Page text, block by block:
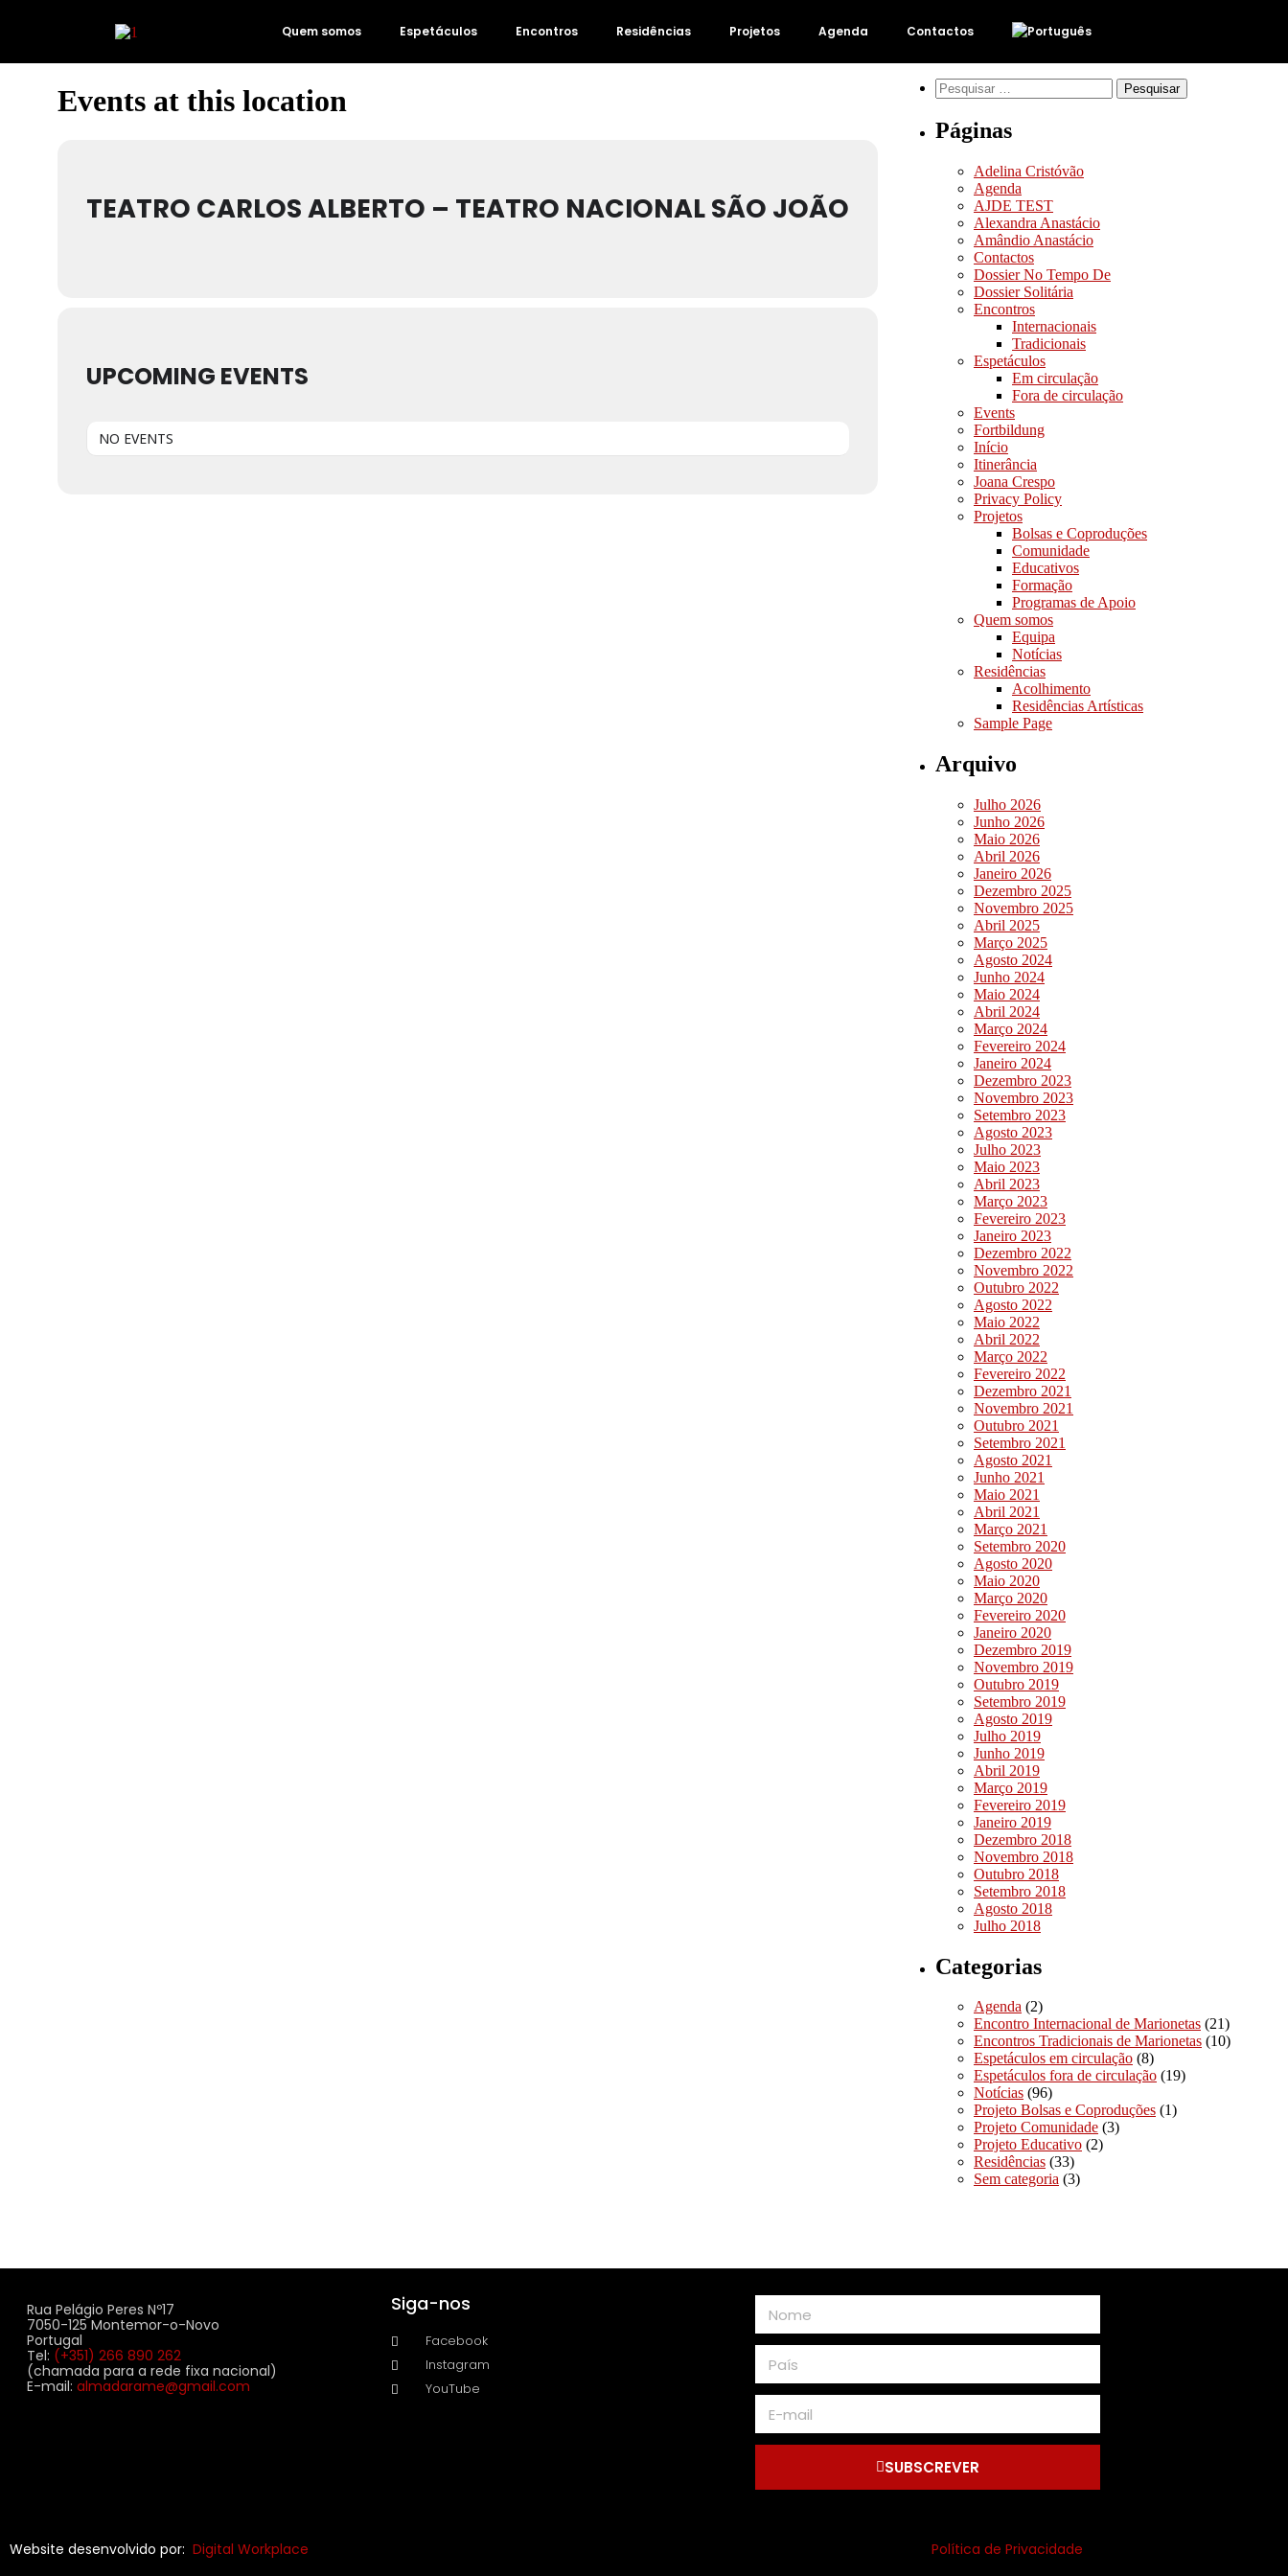
Quem somos Espetáculos Encontros Residências Projetos Agenda Contactos
Events at this location
TEATRO CARLOS ALBERTO – TEATRO NACIONAL SÃO JOÃO
UPCOMING EVENTS
NO EVENTS
Páginas
Adelina Cristóvão
Agenda
AJDE TEST
Alexandra Anastácio
Amândio Anastácio
Contactos
Dossier No Tempo De
Dossier Solitária
Encontros
Internacionais
Tradicionais
Espetáculos
Em circulação
Fora de circulação
Events
Fortbildung
Início
Itinerância
Joana Crespo
Privacy Policy
Projetos
Bolsas e Coproduções
Comunidade
Educativos
Formação
Programas de Apoio
Quem somos
Equipa
Notícias
Residências
Acolhimento
Residências Artísticas
Sample Page
Arquivo
Julho 2026
Junho 2026
Maio 2026
Abril 2026
Janeiro 2026
Dezembro 2025
Novembro 2025
Abril 2025
Março 2025
Agosto 2024
Junho 2024
Maio 2024
Abril 2024
Março 2024
Fevereiro 2024
Janeiro 2024
Dezembro 2023
Novembro 2023
Setembro 2023
Agosto 2023
Julho 2023
Maio 2023
Abril 2023
Março 2023
Fevereiro 2023
Janeiro 2023
Dezembro 2022
Novembro 2022
Outubro 2022
Agosto 2022
Maio 2022
Abril 2022
Março 2022
Fevereiro 2022
Dezembro 2021
Novembro 2021
Outubro 2021
Setembro 2021
Agosto 2021
Junho 2021
Maio 2021
Abril 2021
Março 2021
Setembro 2020
Agosto 2020
Maio 2020
Março 2020
Fevereiro 2020
Janeiro 2020
Dezembro 2019
Novembro 2019
Outubro 2019
Setembro 2019
Agosto 2019
Julho 2019
Junho 2019
Abril 2019
Março 2019
Fevereiro 2019
Janeiro 2019
Dezembro 2018
Novembro 2018
Outubro 2018
Setembro 2018
Agosto 2018
Julho 2018
Categorias
Agenda (2)
Encontro Internacional de Marionetas (21)
Encontros Tradicionais de Marionetas (10)
Espetáculos em circulação (8)
Espetáculos fora de circulação (19)
Notícias (96)
Projeto Bolsas e Coproduções (1)
Projeto Comunidade (3)
Projeto Educativo (2)
Residências (33)
Sem categoria (3)
Rua Pelágio Peres Nº17
7050-125 Montemor-o-Novo
Portugal
Tel: (+351) 266 890 262
(chamada para a rede fixa nacional)
E-mail: almadarame@gmail.com
Siga-nos
Facebook
Instagram
YouTube
SUBSCREVER
Website desenvolvido por: Digital Workplace Política de Privacidade